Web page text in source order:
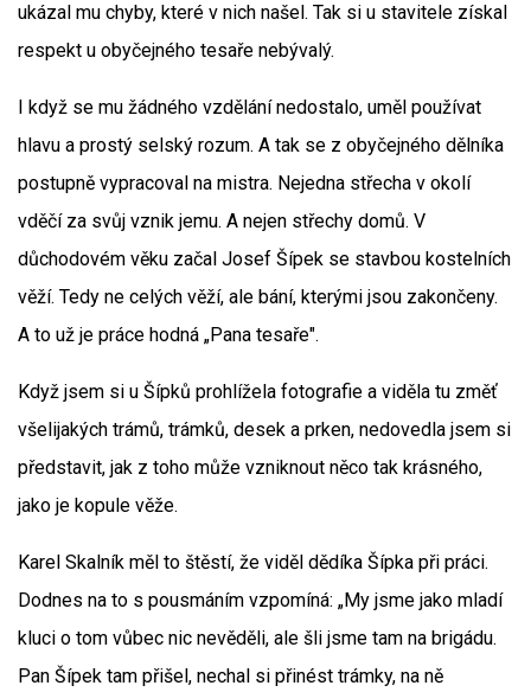
ukázal mu chyby, které v nich našel. Tak si u stavitele získal
respekt u obyčejného tesaře nebývalý.
I když se mu žádného vzdělání nedostalo, uměl používat
hlavu a prostý selský rozum. A tak se z obyčejného dělníka
postupně vypracoval na mistra. Nejedna střecha v okolí
vděčí za svůj vznik jemu. A nejen střechy domů. V
důchodovém věku začal Josef Šípek se stavbou kostelních
věží. Tedy ne celých věží, ale bání, kterými jsou zakončeny.
A to už je práce hodná „Pana tesaře".
Když jsem si u Šípků prohlížela fotografie a viděla tu změť
všelijakých trámů, trámků, desek a prken, nedovedla jsem si
představit, jak z toho může vzniknout něco tak krásného,
jako je kopule věže.
Karel Skalník měl to štěstí, že viděl dědíka Šípka při práci.
Dodnes na to s pousmáním vzpomíná: „My jsme jako mladí
kluci o tom vůbec nic nevěděli, ale šli jsme tam na brigádu.
Pan Šípek tam přišel, nechal si přinést trámky, na ně